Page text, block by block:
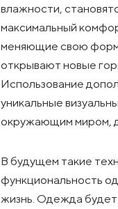
влажности,
максимальный
меняющие свою
открывают новые
Использование
уникальные
окружающим миром,
В будущем такие
функциональность
жизнь. Одежда будет